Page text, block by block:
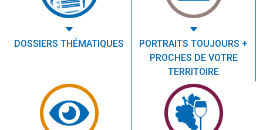
DOSSIERS THÉMATIQUES
PORTRAITS TOUJOURS +
PROCHES DE VOTRE
TERRITOIRE